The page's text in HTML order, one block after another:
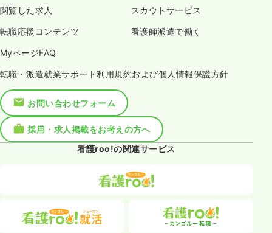
閲覧した求人 スカウトサービス
転職応援コンテンツ 看護師派遣で働く
MyページFAQ
転職・派遣就業サポート利用規約および個人情報保護方針
お問い合わせフォーム
採用・求人掲載をお考えの方へ
看護roo!の関連サービス